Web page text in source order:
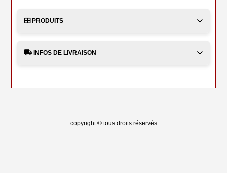
PRODUITS
INFOS DE LIVRAISON
copyright © tous droits réservés